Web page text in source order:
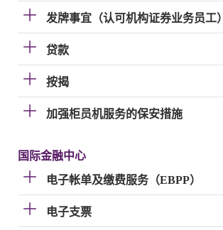
发牌事宜（认可机构证券业务员工）
贷款
按揭
加强柜员机服务的保安措施
国际金融中心
电子帐单及缴费服务（EBPP）
电子支票